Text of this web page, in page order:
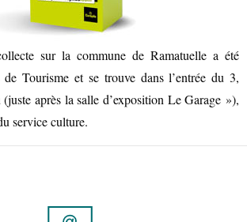
sur la commune de Ramatuelle a été
Tourisme et se trouve dans l’entrée du 3,
(juste après la salle d’exposition Le Garage »),
service culture.